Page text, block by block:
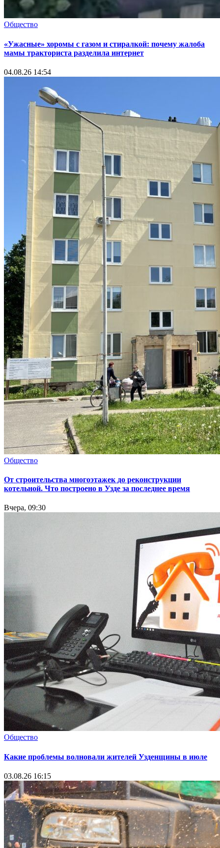
Общество
«Ужасные» хоромы с газом и стиралкой: почему жалоба
мамы тракториста разделила интернет
04.08.26 14:54
Общество
От строительства многоэтажек до реконструкции
котельной. Что построено в Узде за последнее время
Вчера, 09:30
Общество
Какие проблемы волновали жителей Узденщины в июле
03.08.26 16:15